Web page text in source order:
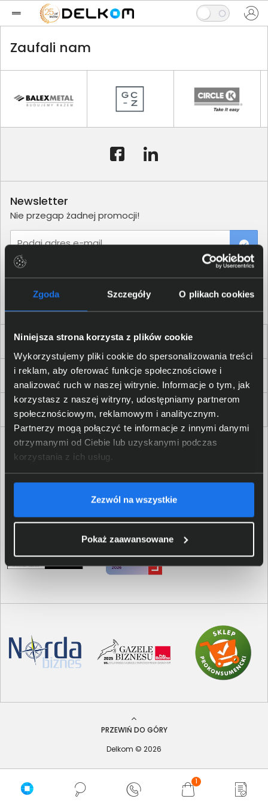
Zgoda Szczegóły O plikach cookies
Niniejsza strona korzysta z plików cookie
Wykorzystujemy pliki cookie do spersonalizowania treści
i reklam, aby oferować funkcje społecznościowe i
analizować ruch w naszej witrynie. Informacje o tym, jak
korzystasz z naszej witryny, udostępniamy partnerom
społecznościowym, reklamowym i analitycznym.
Partnerzy mogą połączyć te informacje z innymi danymi
otrzymanymi od Ciebie lub uzyskanymi podczas
korzystania z ich usług.
Zezwól na wszystkie
Pokaż zaawansowane
1
Zaufali nam
Dla Firm i Instytucji
Zakupy
Delkom 2000
Newsletter
Nie przegap żadnej promocji!
Podaj adres e-mail
PRZEWIŃ DO GÓRY
Delkom © 2026